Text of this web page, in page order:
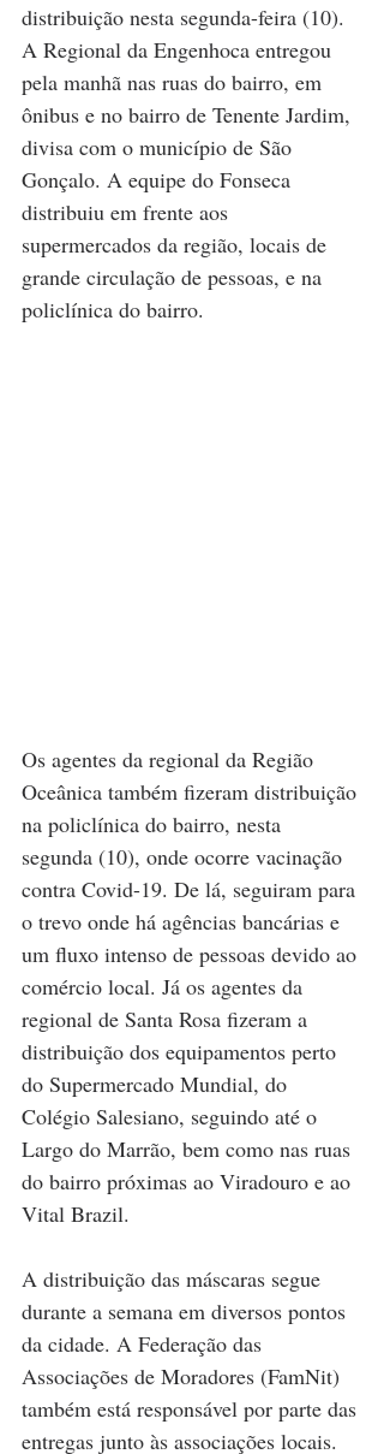
distribuição nesta segunda-feira (10).
A Regional da Engenhoca entregou
pela manhã nas ruas do bairro, em
ônibus e no bairro de Tenente Jardim,
divisa com o município de São
Gonçalo. A equipe do Fonseca
distribuiu em frente aos
supermercados da região, locais de
grande circulação de pessoas, e na
policlínica do bairro.
Os agentes da regional da Região
Oceânica também fizeram distribuição
na policlínica do bairro, nesta
segunda (10), onde ocorre vacinação
contra Covid-19. De lá, seguiram para
o trevo onde há agências bancárias e
um fluxo intenso de pessoas devido ao
comércio local. Já os agentes da
regional de Santa Rosa fizeram a
distribuição dos equipamentos perto
do Supermercado Mundial, do
Colégio Salesiano, seguindo até o
Largo do Marrão, bem como nas ruas
do bairro próximas ao Viradouro e ao
Vital Brazil.
A distribuição das máscaras segue
durante a semana em diversos pontos
da cidade. A Federação das
Associações de Moradores (FamNit)
também está responsável por parte das
entregas junto às associações locais.